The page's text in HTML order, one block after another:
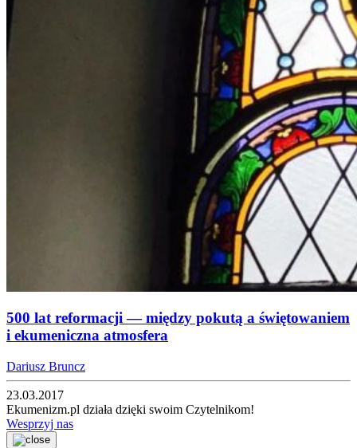
500 lat reformacji — między pokutą a świętowaniem
i ekumeniczna atmosfera
Dariusz Bruncz
23.03.2017
Ekumenizm.pl działa dzięki swoim Czytelnikom!
Wesprzyj nas